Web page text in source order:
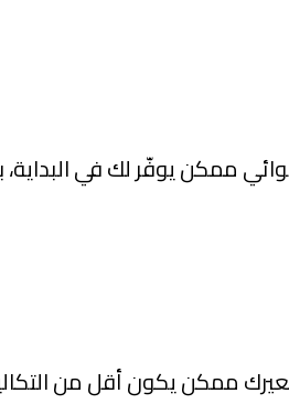
ممكن يوفّر لك في
ممكن يكون أقل من